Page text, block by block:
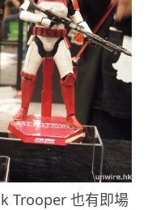
Trooper 也有即場